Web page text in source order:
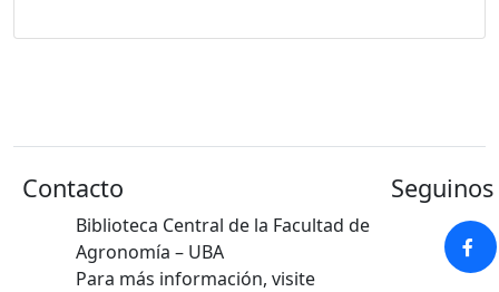
Contacto
Biblioteca Central de la Facultad de
Agronomía – UBA
Para más información, visite